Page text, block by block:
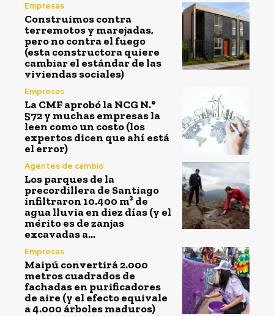
Empresas
Construimos contra
terremotos y marejadas,
pero no contra el fuego
(esta constructora quiere
cambiar el estándar de las
viviendas sociales)
Empresas
La CMF aprobó la NCG N.°
572 y muchas empresas la
leen como un costo (los
expertos dicen que ahí está
el error)
Agentes de cambio
Los parques de la
precordillera de Santiago
infiltraron 10.400 m³ de
agua lluvia en diez días (y el
mérito es de zanjas
excavadas a...
Empresas
Maipú convertirá 2.000
metros cuadrados de
fachadas en purificadores
de aire (y el efecto equivale
a 4.000 árboles maduros)